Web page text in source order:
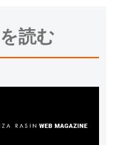
を読む